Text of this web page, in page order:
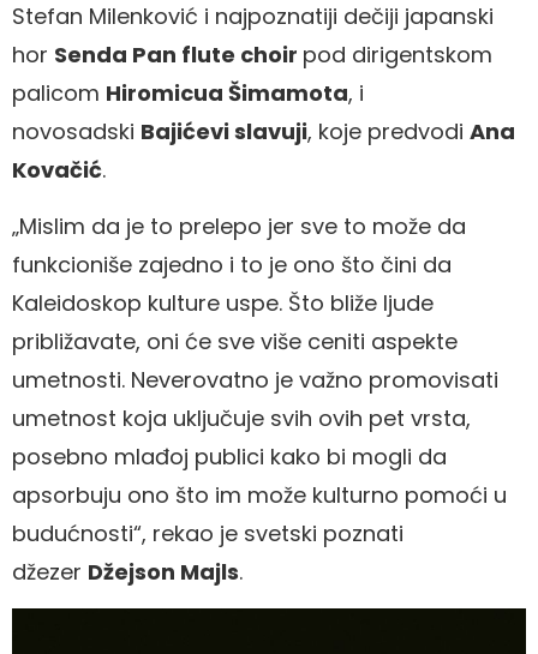
Stefan Milenković i najpoznatiji dečiji japanski
hor Senda Pan flute choir pod dirigentskom
palicom Hiromicua Šimamota, i
novosadski Bajićevi slavuji, koje predvodi Ana
Kovačić.
„Mislim da je to prelepo jer sve to može da
funkcioniše zajedno i to je ono što čini da
Kaleidoskop kulture uspe. Što bliže ljude
približavate, oni će sve više ceniti aspekte
umetnosti. Neverovatno je važno promovisati
umetnost koja uključuje svih ovih pet vrsta,
posebno mlađoj publici kako bi mogli da
apsorbuju ono što im može kulturno pomoći u
budućnosti“, rekao je svetski poznati
džezer Džejson Majls.